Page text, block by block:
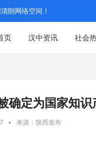
页 汉中资讯 社会
朗网络空间！
确定为国家知
• 来源：陕西发布